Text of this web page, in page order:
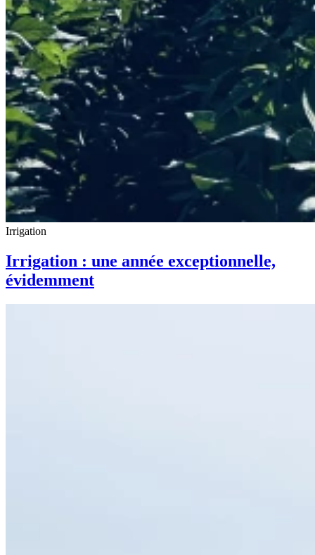
Irrigation
Irrigation : une année exceptionnelle,
évidemment